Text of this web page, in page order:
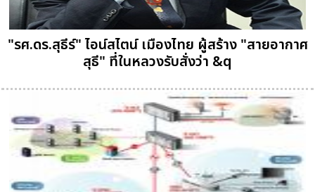
"รศ.ดร.สุธีร์" ไอน์สไตน์ เมืองไทย ผู้สร้าง "สายอากาศ
สุธี" ที่ในหลวงรับสั่งว่า &q